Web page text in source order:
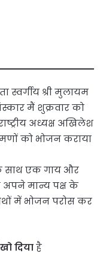
श्री मुलायम
मैं शुक्रवार को
अध्यक्ष अखिलेश
को भोजन कराया
साथ एक गाय और
अपने मान्य पक्ष के
में भोजन परोस कर
दियाहै